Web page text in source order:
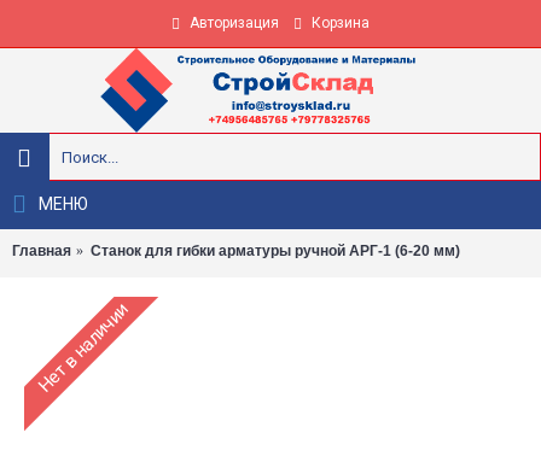
Авторизация Корзина
МЕНЮ
Главная Станок для гибки арматуры ручной АРГ-1 (6-20 мм)
Нет в наличии